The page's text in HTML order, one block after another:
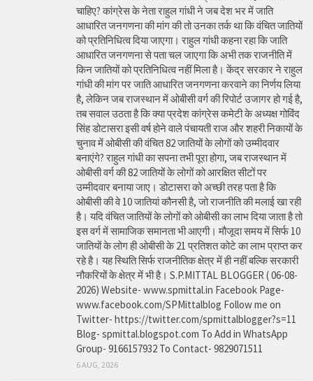
चाहिए? कांग्रेस के नेता राहुल गांधी ने जब देश भर में जाति
आधारित जनगणना की मांग की तो उनका तर्क था कि वंचित जातियों
को प्रतिनिधित्व दिया जाएगा। राहुल गांधी कहना रहा कि जाति
आधारित जनगणना से पता चल जाएगा कि अभी तक राजनीति में
किन जातियों को प्रतिनिधित्व नहीं मिला है। केंद्र सरकार ने राहुल
गांधी की मांग पर जाति आधारित जनगणना करवाने का निर्णय लिया
है, लेकिन जब राजस्थान में ओबीसी वर्ग की रिपोर्ट उजागर हो गई है,
तब सवाल उठता है कि क्या प्रदेश कांग्रेस कमेटी के अध्यक्ष गोविंद
सिंह डोटासरा इसी वर्ष होने वाले पंचायती राज और शहरी निकायों के
चुनाव में ओबीसी की वंचित 82 जातियों के लोगों को उम्मीदवार
बनाएंगे? राहुल गांधी का सपना तभी पूरा होगा, जब राजस्थान में
ओबीसी वर्ग की 82 जातियों के लोगों को आरक्षित सीटों पर
उम्मीदवार बनाया जाए। डोटासरा को अच्छी तरह पता है कि
ओबीसी की वे 10 जातियां कौनसी है, जो राजनीति की मलाई खा रही
है। यदि वंचित जातियों के लोगों को ओबीसी का लाभ दिया जाता है तो
इस वर्ग में सामाजिक समानता भी आएगी। मौजूदा समय में सिर्फ 10
जातियों के लोग ही ओबीसी के 21 प्रतिशत कोटे का लाभ प्राप्त कर
रहे है। यह स्थिति सिर्फ राजनीतिक क्षेत्र में ही नहीं बल्कि सरकारी
नौकरियों के क्षेत्र में भी है। S.P.MITTAL BLOGGER ( 06-08-
2026) Website- www.spmittal.in Facebook Page-
www.facebook.com/SPMittalblog Follow me on
Twitter- https://twitter.com/spmittalblogger?s=11
Blog- spmittal.blogspot.com To Add in WhatsApp
Group- 9166157932 To Contact- 9829071511
6 AUG, 2026